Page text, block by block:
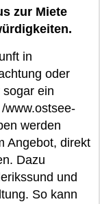
zur Miete
in
oder
ein
www.ostsee-
werden
Angebot, direkt
Dazu
und
So kann